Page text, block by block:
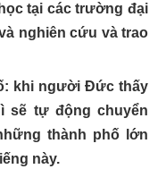
tại các trường đại
nghiên cứu và trao
khi người Đức thấy
sẽ tự động chuyển
thành phố lớn
này.